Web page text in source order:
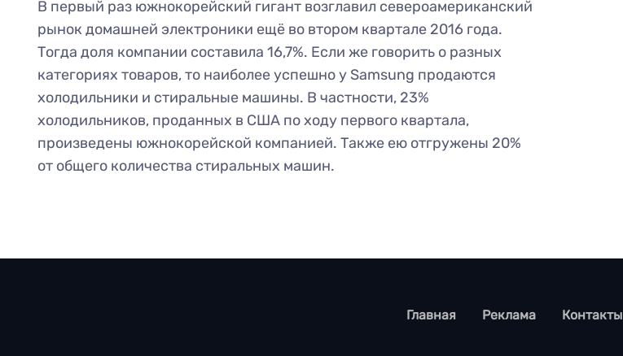
В первый раз южнокорейский гигант возглавил североамериканский
рынок домашней электроники ещё во втором квартале 2016 года.
Тогда доля компании составила 16,7%. Если же говорить о разных
категориях товаров, то наиболее успешно у Samsung продаются
холодильники и стиральные машины. В частности, 23%
холодильников, проданных в США по ходу первого квартала,
произведены южнокорейской компанией. Также ею отгружены 20%
от общего количества стиральных машин.
footer
Главная Реклама Контакты